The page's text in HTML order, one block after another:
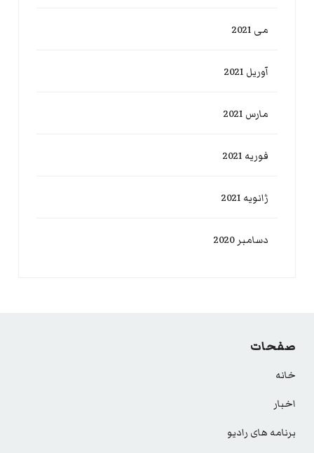
می 2021
آوریل 2021
مارس 2021
فوریه 2021
ژانویه 2021
دسامبر 2020
صفحات
خانه
اخبار
برنامه های رادیو